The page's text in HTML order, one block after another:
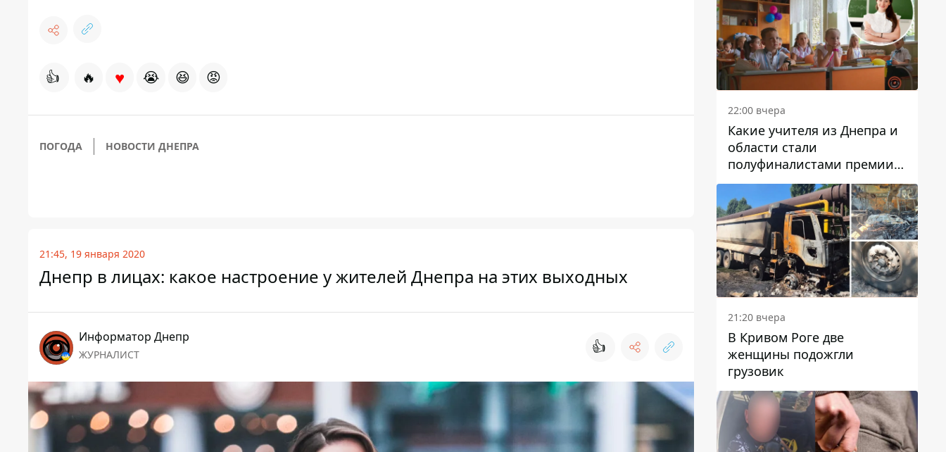
👍 🔥 ♥ 😭 😆 😡
ПОГОДА НОВОСТИ ДНЕПРА
21:45, 19 января 2020
Днепр в лицах: какое настроение у жителей Днепра на этих выходных
Информатор Днепр
ЖУРНАЛИСТ 👍
22:00 вчера
Какие учителя из Днепра и
области стали
полуфиналистами премии
Global Teacher Prize Ukraine
2026
21:20 вчера
В Кривом Роге две
женщины подожгли
грузовик